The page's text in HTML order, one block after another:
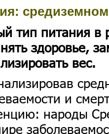
тип питания в
здоровье,
вес.
и
народы